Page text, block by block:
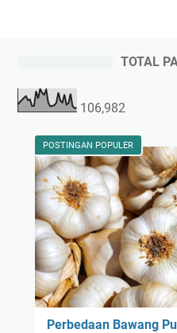
TOTAL
106,982
POSTINGAN POPULER
Perbedaan Bawang